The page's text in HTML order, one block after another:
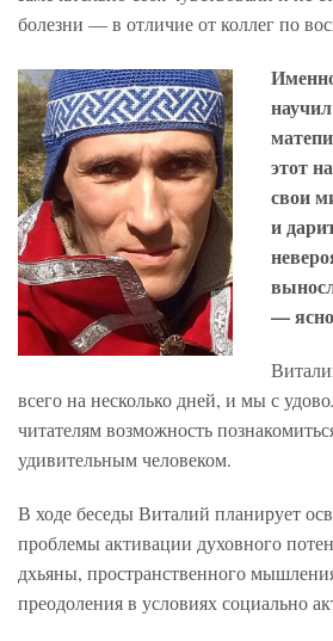
болезни — в отличие от коллег по
этот
свои
и
—
всего на несколько дней, и мы с
читателям возможность
удивительным человеком.
В ходе беседы Виталий планирует
проблемы активации духовного
дхьяны, пространственного
преодоления в условиях социально